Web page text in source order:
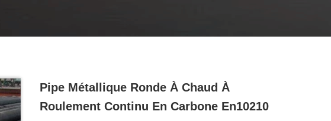
Pipe Métallique Ronde À Chaud À
Roulement Continu En Carbone En10210